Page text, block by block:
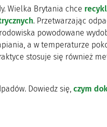
Wielka Brytania chce
. Przetwarzając
powodowane
a w temperaturze
stosuje się również
Dowiedz się, czym